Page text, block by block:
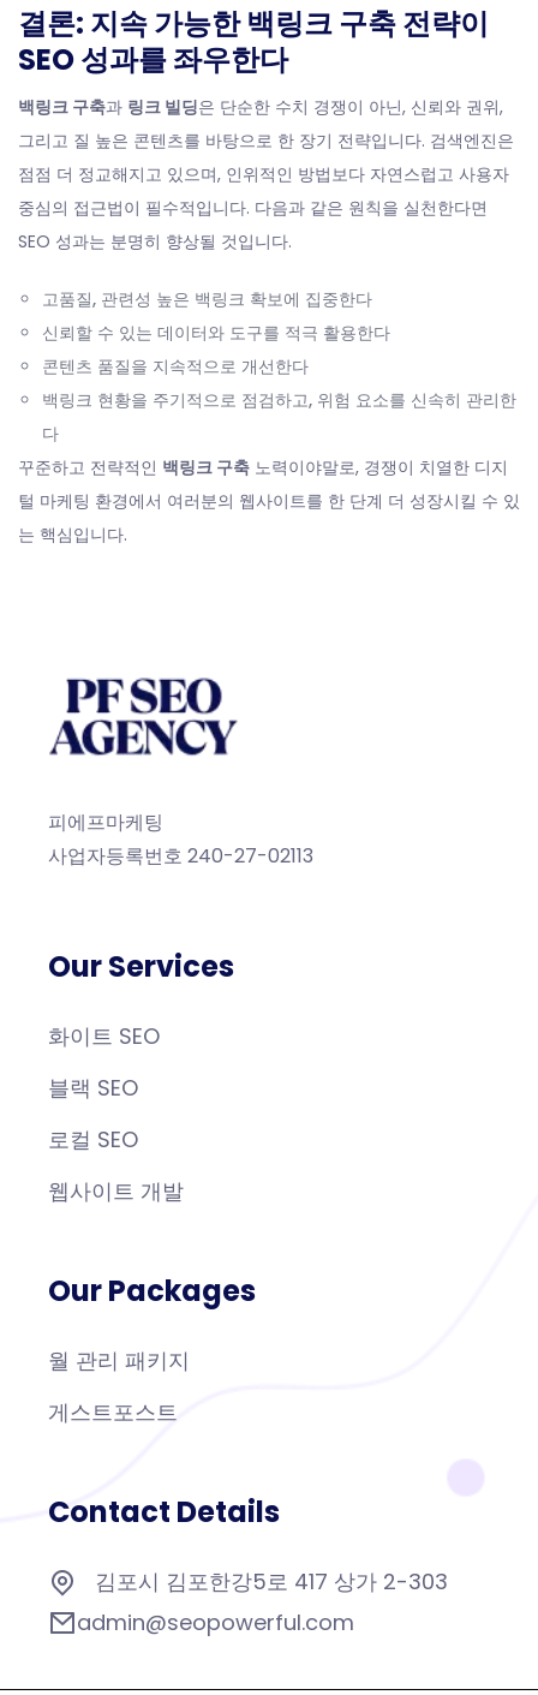
결론: 지속 가능한 백링크 구축 전략이
SEO 성과를 좌우한다
백링크 구축과 링크 빌딩은 단순한 수치 경쟁이 아닌, 신뢰와 권위,
그리고 질 높은 콘텐츠를 바탕으로 한 장기 전략입니다. 검색엔진은
점점 더 정교해지고 있으며, 인위적인 방법보다 자연스럽고 사용자
중심의 접근법이 필수적입니다. 다음과 같은 원칙을 실천한다면
SEO 성과는 분명히 향상될 것입니다.
고품질, 관련성 높은 백링크 확보에 집중한다
신뢰할 수 있는 데이터와 도구를 적극 활용한다
콘텐츠 품질을 지속적으로 개선한다
백링크 현황을 주기적으로 점검하고, 위험 요소를 신속히 관리한
다
꾸준하고 전략적인 백링크 구축 노력이야말로, 경쟁이 치열한 디지
털 마케팅 환경에서 여러분의 웹사이트를 한 단계 더 성장시킬 수 있
는 핵심입니다.
피에프마케팅
사업자등록번호 240-27-02113
Our Services
화이트 SEO
블랙 SEO
로컬 SEO
웹사이트 개발
Our Packages
월 관리 패키지
게스트포스트
Contact Details
김포시 김포한강5로 417 상가 2-303
admin@seopowerful.com